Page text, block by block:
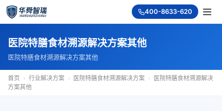
400-8633-620
医院特膳食材溯源解决方案其他
医院特膳食材溯源解决方案其他
首页 › 行业解决方案 › 医院特膳食材溯源解决方案 ›
医院特膳食材溯源解决
方案其他